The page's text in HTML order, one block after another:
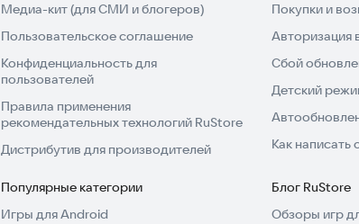
Медиа-кит (для СМИ и блогеров)
Пользовательское соглашение
Конфиденциальность для
пользователей
Правила применения
рекомендательных технологий RuStore
Дистрибутив для производителей
Покупки и
Авторизация
Сбой
Детский
Как
Популярные категории
Игры для Android
Блог RuStore
Обзоры игр